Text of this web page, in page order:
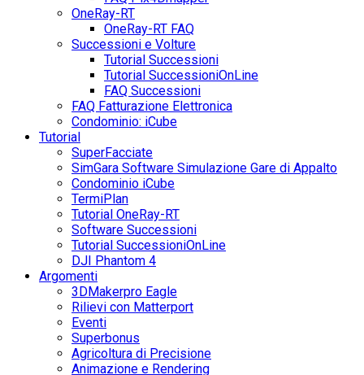
OneRay-RT
OneRay-RT FAQ
Successioni e Volture
Tutorial Successioni
Tutorial SuccessioniOnLine
FAQ Successioni
FAQ Fatturazione Elettronica
Condominio: iCube
Tutorial
SuperFacciate
SimGara Software Simulazione Gare di Appalto
Condominio iCube
TermiPlan
Tutorial OneRay-RT
Software Successioni
Tutorial SuccessioniOnLine
DJI Phantom 4
Argomenti
3DMakerpro Eagle
Rilievi con Matterport
Eventi
Superbonus
Agricoltura di Precisione
Animazione e Rendering